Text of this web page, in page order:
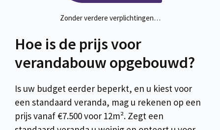
Zonder verdere verplichtingen…
Hoe is de prijs voor
verandabouw opgebouwd?
Is uw budget eerder beperkt, en u kiest voor
een standaard veranda, mag u rekenen op een
prijs vanaf €7.500 voor 12m². Zegt een